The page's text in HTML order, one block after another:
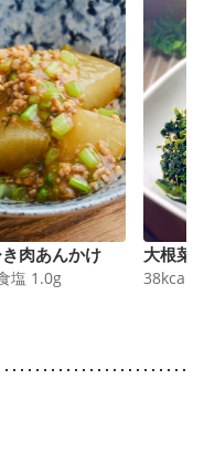
肉あんかけ
塩 1.0g
大根菜
38kcal